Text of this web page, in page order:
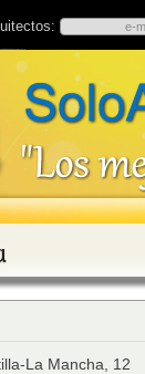
La Mancha, 12